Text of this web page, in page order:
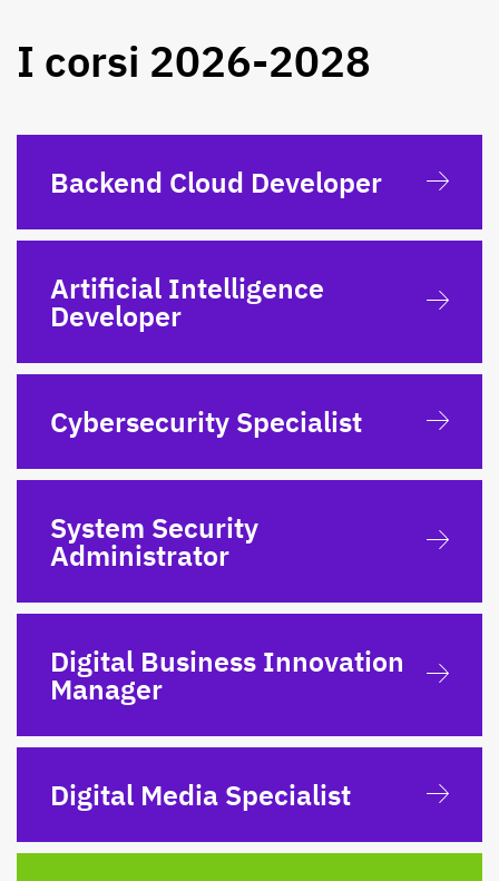
I corsi 2026-2028
Backend Cloud Developer
Artificial Intelligence
Developer
Cybersecurity Specialist
System Security
Administrator
Digital Business Innovation
Manager
Digital Media Specialist